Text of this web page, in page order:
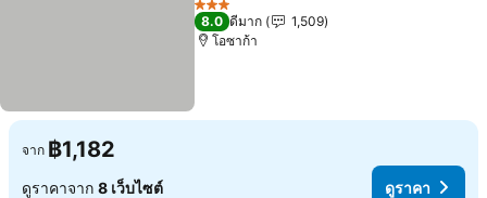
3 ดาว
8.0 ดีมาก
1,509
โอซาก้า
จาก ฿1,182
ดูราคาจาก 8 เว็บไซต์ ดูราคา